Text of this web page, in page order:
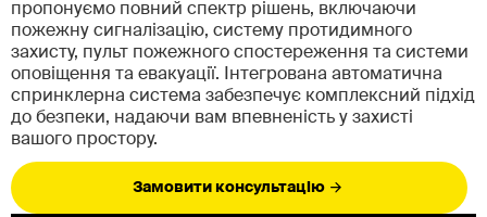
пропонуємо повний спектр рішень, включаючи
пожежну сигналізацію, систему протидимного
захисту, пульт пожежного спостереження та системи
оповіщення та евакуації. Інтегрована автоматична
спринклерна система забезпечує комплексний підхід
до безпеки, надаючи вам впевненість у захисті
вашого простору.
Замовити консультацію